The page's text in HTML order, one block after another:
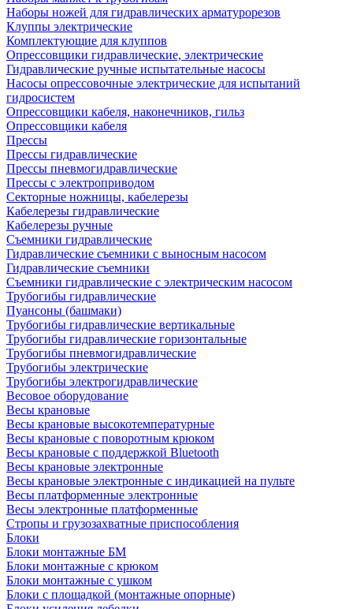
Наборы ножей для гидравлических арматурорезов
Клуппы электрические
Комплектующие для клуппов
Опрессовщики гидравлические, электрические
Гидравлические ручные испытательные насосы
Насосы опрессовочные электрические для испытаний
гидросистем
Опрессовщики кабеля, наконечников, гильз
Опрессовщики кабеля
Прессы
Прессы гидравлические
Прессы пневмогидравлические
Прессы с электроприводом
Секторные ножницы, кабелерезы
Кабелерезы гидравлические
Кабелерезы ручные
Съемники гидравлические
Гидравлические cъемники с выносным насосом
Гидравлические съемники
Съемники гидравлические с электрическим насосом
Трубогибы гидравлические
Пуансоны (башмаки)
Трубогибы гидравлические вертикальные
Трубогибы гидравлические горизонтальные
Трубогибы пневмогидравлические
Трубогибы электрические
Трубогибы электрогидравлические
Весовое оборудование
Весы крановые
Весы крановые высокотемпературные
Весы крановые с поворотным крюком
Весы крановые с поддержкой Bluetooth
Весы крановые электронные
Весы крановые электронные с индикацией на пульте
Весы платформенные электронные
Весы электронные платформенные
Стропы и грузозахватные приспособления
Блоки
Блоки монтажные БМ
Блоки монтажные с крюком
Блоки монтажные с ушком
Блоки с площадкой (монтажные опорные)